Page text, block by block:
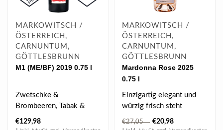
MARKOWITSCH /
ÖSTERREICH,
CARNUNTUM,
GÖTTLESBRUNN
M1 (ME/BF) 2019 0.75 l
Zwetschke &
Brombeeren, Tabak &
Orangenzesten, helle
Himbeeren & dunkle
€129,98
MARKOWITSCH /
ÖSTERREICH,
CARNUNTUM,
GÖTTLESBRUNN
Mardonna Rose 2025
0.75 l
Einzigartig elegant und
würzig frisch steht
Mardonna für sein
unverwechselbare..
€27,05 €20,98